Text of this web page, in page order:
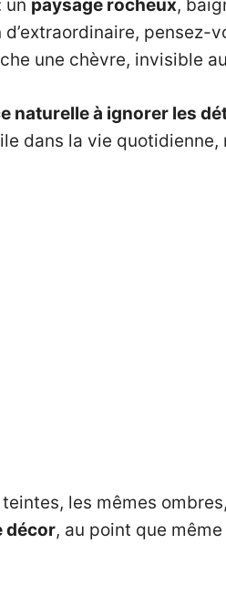
un paysage rocheux,
pensez-
une chèvre, invisible
naturelle à ignorer les
dans la vie
les mêmes
décor, au point que